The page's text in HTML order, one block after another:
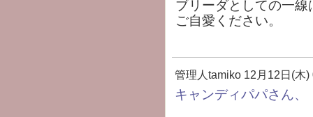
ブリーダとしての一
ご自愛ください。
管理人tamiko 12月12日(木)
キャンディパパさん、